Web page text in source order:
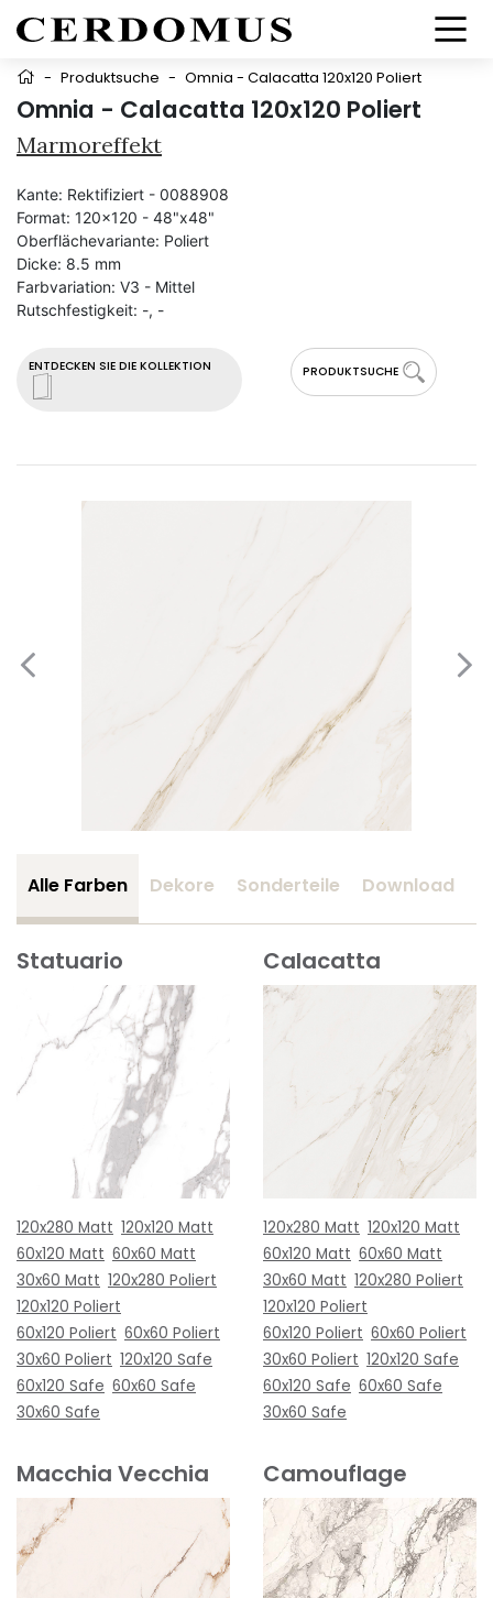
- Produktsuche - Omnia - Calacatta 120x120 Poliert
Omnia - Calacatta 120x120 Poliert
Marmoreffekt
ENTDECKEN SIE DIE KOLLEKTION PRODUKTSUCHE
Kante: Rektifiziert - 0088908
Format: 120x120 - 48"x48"
Oberflächevariante: Poliert
Dicke: 8.5 mm
Farbvariation: V3 - Mittel
Rutschfestigkeit: -, -
Alle Farben Dekore Sonderteile Download
Statuario
120x280 Matt 120x120 Matt
60x120 Matt 60x60 Matt
30x60 Matt 120x280 Poliert
120x120 Poliert
60x120 Poliert 60x60 Poliert
30x60 Poliert 120x120 Safe
60x120 Safe 60x60 Safe
30x60 Safe
Calacatta
120x280 Matt 120x120 Matt
60x120 Matt 60x60 Matt
30x60 Matt 120x280 Poliert
120x120 Poliert
60x120 Poliert 60x60 Poliert
30x60 Poliert 120x120 Safe
60x120 Safe 60x60 Safe
30x60 Safe
Macchia Vecchia Camouflage